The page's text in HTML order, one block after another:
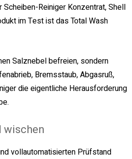
Scheiben-Reiniger Konzentrat, Shell
im Test ist das Total Wash
Salznebel befreien, sondern
Bremsstaub, Abgasruß,
die eigentliche Herausforderung
wischen
vollautomatisierten Prüfstand